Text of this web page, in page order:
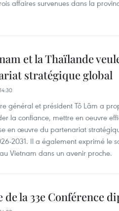
affaires survenues dans la
et la Thaïlande
stratégique global
général et président Tô Lâm a
la confiance, mettre en oeuvre
en œuvre du partenariat
2031. Il a également exprimé le
Vietnam dans un avenir proche.
de la 33e Conférence